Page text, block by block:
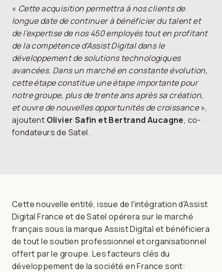
« Cette acquisition permettra à nos clients de
longue date de continuer à bénéficier du talent et
de l'expertise de nos 450 employés tout en profitant
de la compétence d'Assist Digital dans le
développement de solutions technologiques
avancées. Dans un marché en constante évolution,
cette étape constitue une étape importante pour
notre groupe, plus de trente ans après sa création,
et ouvre de nouvelles opportunités de croissance»,
ajoutent Olivier Safin et Bertrand Aucagne, co-
fondateurs de Satel.
Cette nouvelle entité, issue de l'intégration d'Assist
Digital France et de Satel opérera sur le marché
français sous la marque Assist Digital et bénéficiera
de tout le soutien professionnel et organisationnel
offert par le groupe. Les facteurs clés du
développement de la société en France sont: